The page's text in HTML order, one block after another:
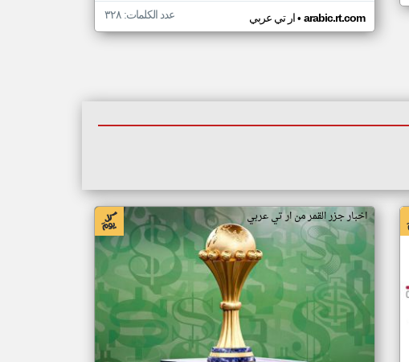
ار تي عربي• arabic.rt.com عدد الكلمات: ٣٢٨
اخبار جزر القمر من ار تي عربي